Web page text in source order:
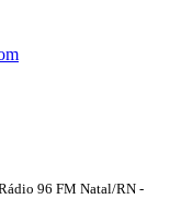
96 FM Natal/RN -